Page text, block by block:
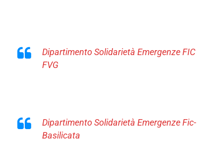
Dipartimento Solidarietà Emergenze FIC
FVG
Dipartimento Solidarietà Emergenze Fic-
Basilicata